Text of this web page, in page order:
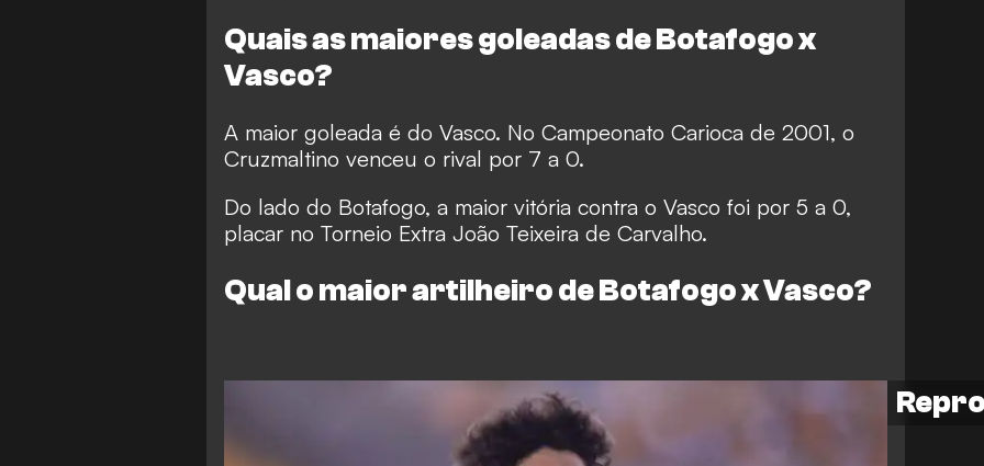
Quais as maiores goleadas de Botafogo x
Vasco?
A maior goleada é do Vasco. No Campeonato Carioca de 2001, o
Cruzmaltino venceu o rival por 7 a 0.
Do lado do Botafogo, a maior vitória contra o Vasco foi por 5 a 0,
placar no Torneio Extra João Teixeira de Carvalho.
Qual o maior artilheiro de Botafogo x Vasco?